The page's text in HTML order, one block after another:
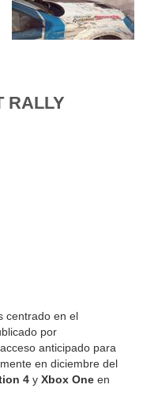
RALLY
centrado en el
por
anticipado para
en diciembre del
4 yXbox One en